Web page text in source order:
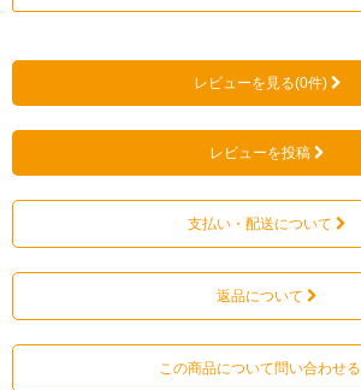
レビューを見る(0件)
レビューを投稿
支払い・配送について
返品について
この商品について問い合わせる